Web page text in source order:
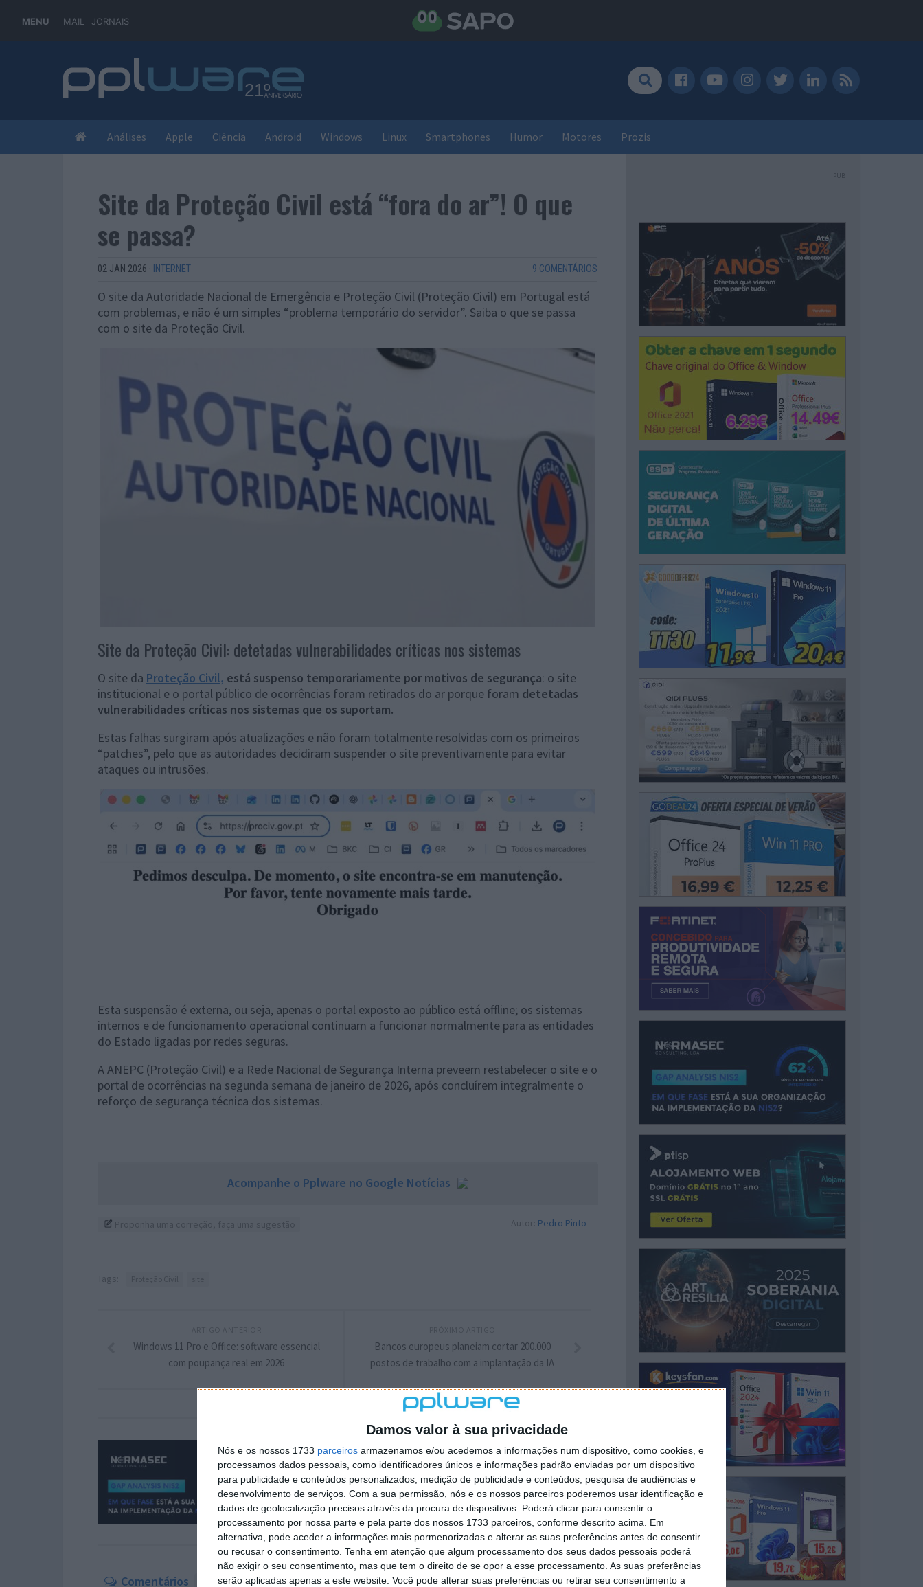
Damos valor à sua privacidade
Nós e os nossos 1733 parceiros armazenamos e/ou acedemos a informações num dispositivo, como cookies, e
processamos dados pessoais, como identificadores únicos e informações padrão enviadas por um dispositivo
para publicidade e conteúdos personalizados, medição de publicidade e conteúdos, pesquisa de audiências e
desenvolvimento de serviços. Com a sua permissão, nós e os nossos parceiros poderemos usar identificação e
dados de geolocalização precisos através da procura de dispositivos. Poderá clicar para consentir o
processamento por nossa parte e pela parte dos nossos 1733 parceiros, conforme descrito acima. Em
alternativa, pode aceder a informações mais pormenorizadas e alterar as suas preferências antes de consentir
ou recusar o consentimento. Tenha em atenção que algum processamento dos seus dados pessoais poderá
não exigir o seu consentimento, mas que tem o direito de se opor a esse processamento. As suas preferências
serão aplicadas apenas a este website. Você pode alterar suas preferências ou retirar seu consentimento a
MENU MAIL JORNAIS
Análises Apple Ciência Android Windows Linux Smartphones Humor Motores Prozis
Site da Proteção Civil está “fora do ar”! O que
se passa?
02 JAN 2026 · INTERNET 9 COMENTÁRIOS
O site da Autoridade Nacional de Emergência e Proteção Civil (Proteção Civil) em Portugal está
com problemas, e não é um simples “problema temporário do servidor”. Saiba o que se passa
com o site da Proteção Civil.
Site da Proteção Civil: detetadas vulnerabilidades críticas nos sistemas
O site da Proteção Civil, está suspenso temporariamente por motivos de segurança: o site
institucional e o portal público de ocorrências foram retirados do ar porque foram detetadas
vulnerabilidades críticas nos sistemas que os suportam.
Estas falhas surgiram após atualizações e não foram totalmente resolvidas com os primeiros
“patches”, pelo que as autoridades decidiram suspender o site preventivamente para evitar
ataques ou intrusões.
Esta suspensão é externa, ou seja, apenas o portal exposto ao público está offline; os sistemas
internos e de funcionamento operacional continuam a funcionar normalmente para as entidades
do Estado ligadas por redes seguras.
A ANEPC (Proteção Civil) e a Rede Nacional de Segurança Interna preveem restabelecer o site e o
portal de ocorrências na segunda semana de janeiro de 2026, após concluírem integralmente o
reforço de segurança técnica dos sistemas.
Acompanhe o Pplware no Google Notícias
Autor: Pedro Pinto
Tags:
Bancos europeus planeiam cortar 200.000
postos de trabalho com a implantação da IA
Windows 11 Pro e Office: software essencial
com poupança real em 2026
Comentários
PUB